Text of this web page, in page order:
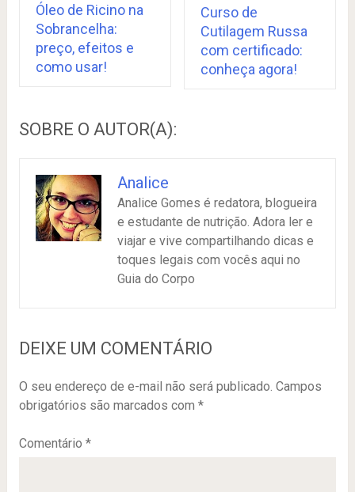
Óleo de Ricino na
Sobrancelha:
preço, efeitos e
como usar!
Curso de
Cutilagem Russa
com certificado:
conheça agora!
SOBRE O AUTOR(A):
Analice
Analice Gomes é redatora, blogueira
e estudante de nutrição. Adora ler e
viajar e vive compartilhando dicas e
toques legais com vocês aqui no
Guia do Corpo
DEIXE UM COMENTÁRIO
O seu endereço de e-mail não será publicado. Campos
obrigatórios são marcados com *
Comentário *